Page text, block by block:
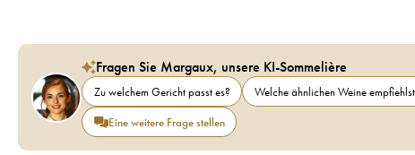
Fragen Sie Margaux, unsere KI-Sommelière
Zu welchem Gericht passt es? Welche ähnlichen Weine
Eine weitere Frage stellen